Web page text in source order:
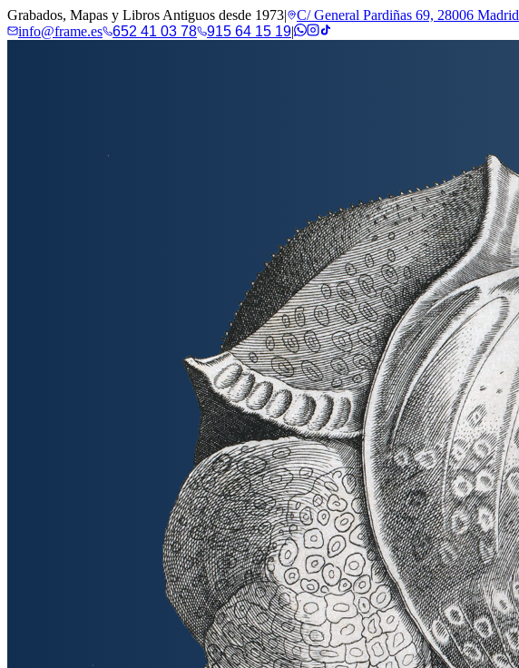
Grabados, Mapas y Libros Antiguos desde 1973|
C/ General Pardiñas 69, 28006 Madrid
info@frame.es
652 41 03 78 915 64 15 19|